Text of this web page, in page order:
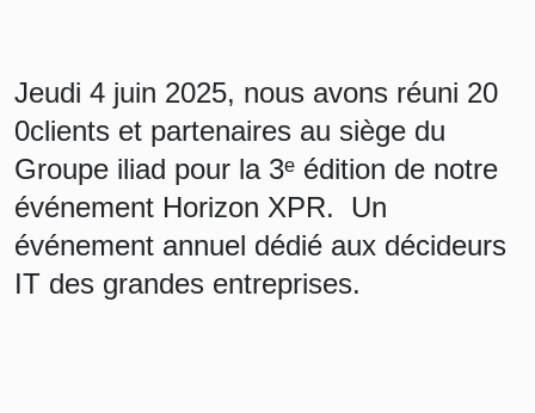
Jeudi 4 juin 2025, nous avons réuni 20
0clients et partenaires au siège du
Groupe iliad pour la 3ᵉ édition de notre
événement Horizon XPR. Un
événement annuel dédié aux décideurs
IT des grandes entreprises.